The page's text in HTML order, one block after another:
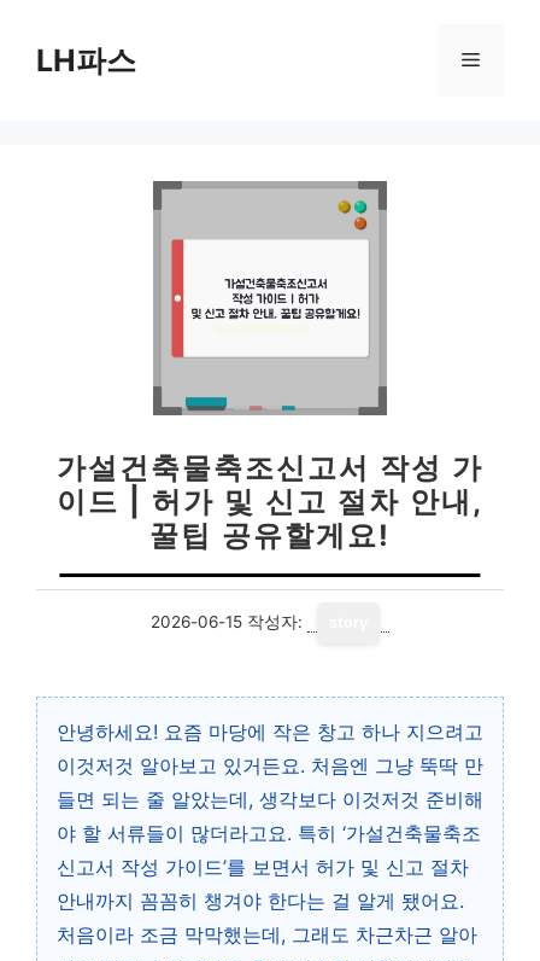
LH파스 메
가설건축물축조신고서 작성 가
이드 | 허가 및 신고 절차 안내,
꿀팁 공유할게요!
2026-06-15 작성자:
안녕하세요! 요즘 마당에 작은 창고 하나 지으려고
이것저것 알아보고 있거든요. 처음엔 그냥 뚝딱 만
들면 되는 줄 알았는데, 생각보다 이것저것 준비해
야 할 서류들이 많더라고요. 특히 ‘가설건축물축조
신고서 작성 가이드’를 보면서 허가 및 신고 절차
안내까지 꼼꼼히 챙겨야 한다는 걸 알게 됐어요.
처음이라 조금 막막했는데, 그래도 차근차근 알아